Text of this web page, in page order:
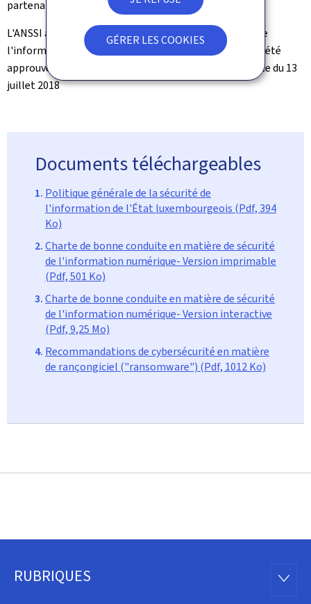
GÉRER LES COOKIES
partenaires lorsqu'ells sont traitées par l'État.
L'ANSSI a élaboré la Politique générale de la sécurité de
l'information de l'État luxembourgeois (PSI-LU), qui a été
approuvée par le Conseil de gouvernement en sa séance du 13
juillet 2018
Documents téléchargeables
Politique générale de la sécurité de
l'information de l'État luxembourgeois (Pdf, 394
Ko)
Charte de bonne conduite en matière de sécurité
de l'information numérique- Version imprimable
(Pdf, 501 Ko)
Charte de bonne conduite en matière de sécurité
de l'information numérique- Version interactive
(Pdf, 9,25 Mo)
Recommandations de cybersécurité en matière
de rançongiciel ("ransomware") (Pdf, 1012 Ko)
Pied
RUBRIQUES